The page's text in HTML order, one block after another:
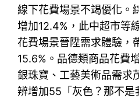
線下花費場景不竭優化。
增加12.4%，此中超市等
花費場景晉陞需求體驗，
15.6%。品德類商品花費
銀珠寶、工藝美術品需求
辨增加55「灰色？那不是